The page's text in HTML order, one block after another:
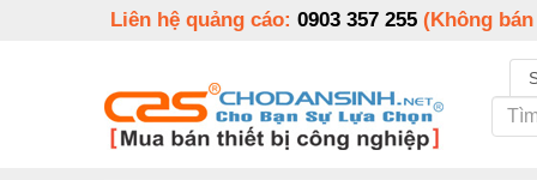
Liên hệ quảng cáo: 0903 357 255 (Không